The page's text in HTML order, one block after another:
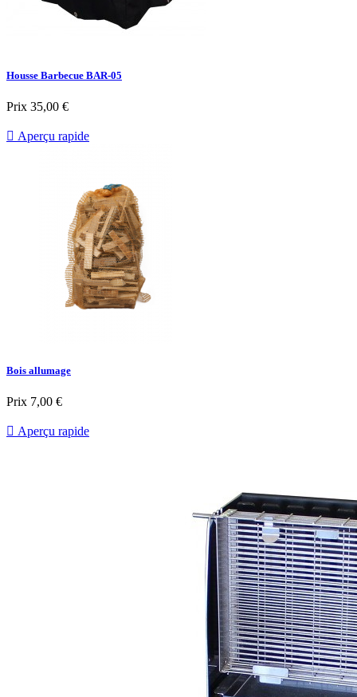
Housse Barbecue BAR-05
Prix 35,00 €
 Aperçu rapide
Bois allumage
Prix 7,00 €
 Aperçu rapide